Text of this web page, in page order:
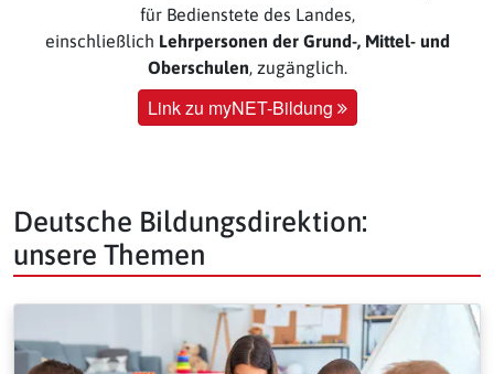
für Bedienstete des Landes,
einschließlich Lehrpersonen der Grund-, Mittel- und
Oberschulen, zugänglich.
Link zu myNET-Bildung
Deutsche Bildungsdirektion:
unsere Themen